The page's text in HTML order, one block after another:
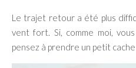
Le trajet retour a été plus
vent fort. Si, comme moi,
pensez à prendre un petit